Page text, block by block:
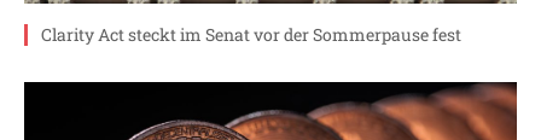
Clarity Act steckt im Senat vor der Sommerpause fest